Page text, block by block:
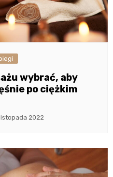
wybrać, aby
po ciężkim
2022